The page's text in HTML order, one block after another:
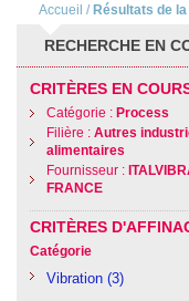
Accueil / Résultats de
RECHERCHE EN
CRITÈRES EN
Catégorie : Process
Filière : Autres
alimentaires
Fournisseur :
FRANCE
CRITÈRES
Catégorie
Vibration (3)